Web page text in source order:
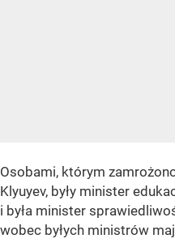
Osobami, którym
Klyuyev, były minister
i była minister
wobec byłych ministrów